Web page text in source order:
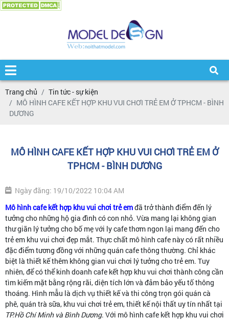
Trang chủ
Tin tức - sự kiện
MÔ HÌNH CAFE KẾT HỢP KHU VUI CHƠI TRẺ EM Ở TPHCM - BÌNH
DƯƠNG
MÔ HÌNH CAFE KẾT HỢP KHU VUI CHƠI TRẺ EM Ở
TPHCM - BÌNH DƯƠNG
Ngày đăng: 19/10/2022 10:04 AM
Mô hình cafe kết hợp khu vui chơi trẻ emđã trở thành điểm đến lý
tưởng cho những hộ gia đình có con nhỏ. Vừa mang lại không gian
thư giãn lý tưởng cho bố mẹ với ly cafe thơm ngon lại mang đến cho
trẻ em khu vui chơi đẹp mắt. Thực chất mô hình cafe này có rất nhiều
đặc điểm tương đồng với những quán cafe thông thường. Chỉ khác
biệt là thiết kế thêm không gian vui chơi lý tưởng cho trẻ em. Tuy
nhiên, để có thể kinh doanh cafe kết hợp khu vui chơi thành công cần
tìm kiếm mặt bằng rộng rãi, diện tích lớn và đảm bảo yếu tố thông
thoáng. Hình mẫu là dịch vụ thiết kế và thi công trọn gói quán cà
phê, quán trà sữa, khu vui chơi trẻ em, thiết kế nội thất uy tín nhất tại
TP.Hồ Chí Minh và Bình Dương. Với mô hình cafe kết hợp khu vui chơi